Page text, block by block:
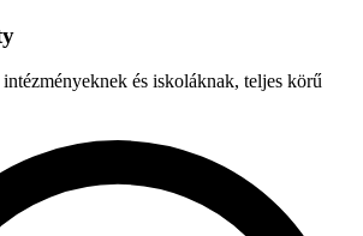
és iskoláknak, teljes körű